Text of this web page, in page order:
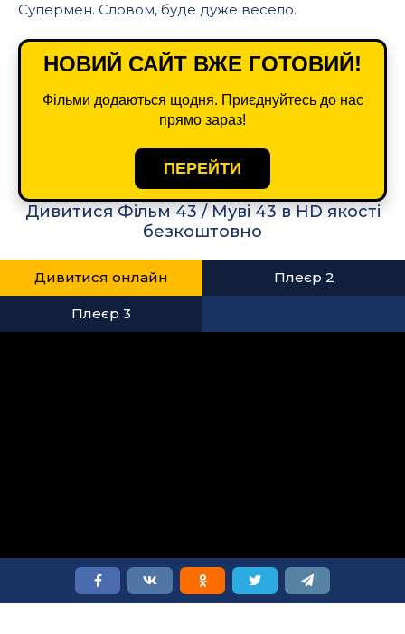
Супермен. Словом, буде дуже весело.
НОВИЙ САЙТ ВЖЕ ГОТОВИЙ!
Фільми додаються щодня. Приєднуйтесь до нас
прямо зараз!
ПЕРЕЙТИ
Дивитися Фільм 43 / Муві 43 в HD якості
безкоштовно
Дивитися онлайн Плеєр 2
Плеєр 3